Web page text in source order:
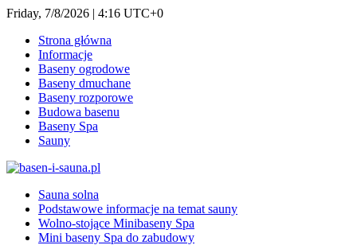
Friday, 7/8/2026 | 4:16 UTC+0
Strona główna
Informacje
Baseny ogrodowe
Baseny dmuchane
Baseny rozporowe
Budowa basenu
Baseny Spa
Sauny
Sauna solna
Podstawowe informacje na temat sauny
Wolno-stojące Minibaseny Spa
Mini baseny Spa do zabudowy